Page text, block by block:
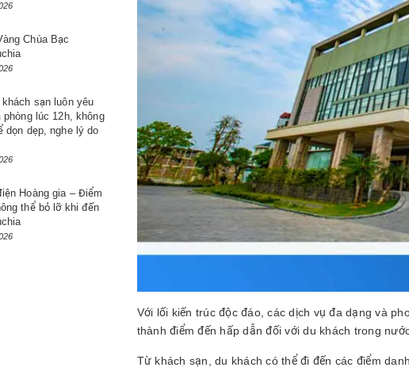
Với lối kiến trúc độc đáo, các dịch vụ đa dạng và
thành điểm đến hấp dẫn đối với du khách trong
Từ khách sạn, du khách có thể đi đến các điểm
Chùa Bạc
sạn luôn yêu
phòng lúc 12h, không
dọn dẹp, nghe lý do
Hoàng gia – Điểm
thể bỏ lỡ khi đến